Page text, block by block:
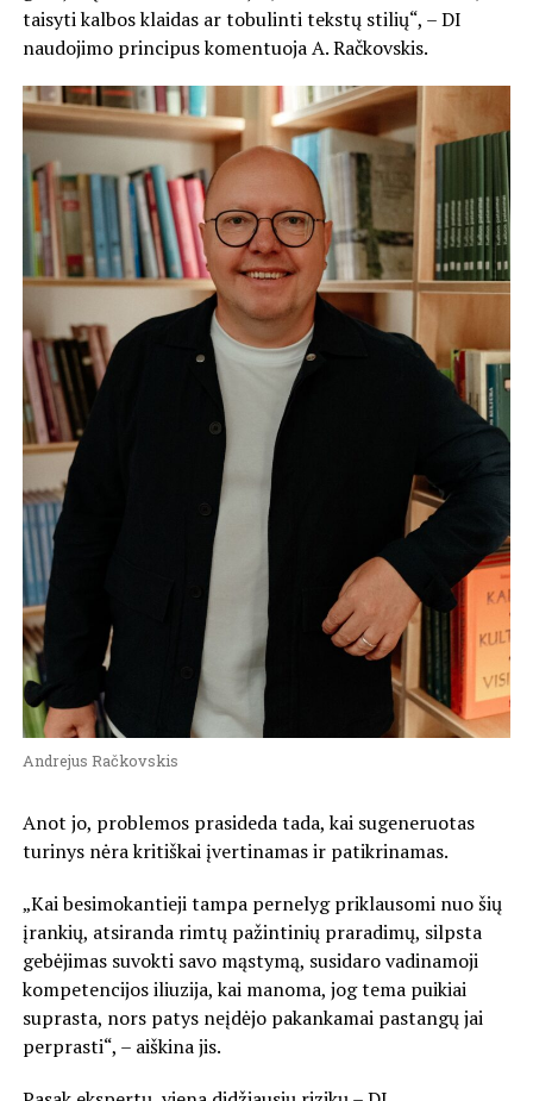
taisyti kalbos klaidas ar tobulinti tekstų stilių“, – DI
naudojimo principus komentuoja A. Račkovskis.
Andrejus Račkovskis
Anot jo, problemos prasideda tada, kai sugeneruotas
turinys nėra kritiškai įvertinamas ir patikrinamas.
„Kai besimokantieji tampa pernelyg priklausomi nuo šių
įrankių, atsiranda rimtų pažintinių praradimų, silpsta
gebėjimas suvokti savo mąstymą, susidaro vadinamoji
kompetencijos iliuzija, kai manoma, jog tema puikiai
suprasta, nors patys neįdėjo pakankamai pastangų jai
perprasti“, – aiškina jis.